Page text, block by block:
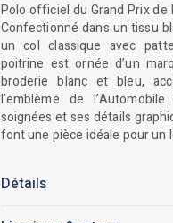
Polo officiel du Grand Prix
Confectionné dans un tissu
un col classique avec
poitrine est ornée d’un
broderie blanc et bleu,
l’emblème de
soignées et ses détails
font une pièce idéale pour un
Détails